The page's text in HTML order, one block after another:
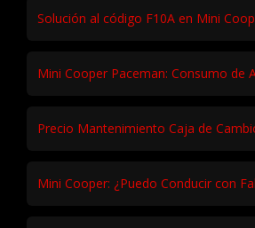
Solución al código F10A en Mini
Mini Cooper Paceman: Consumo de
Precio Mantenimiento Caja de
Mini Cooper: ¿Puedo Conducir con